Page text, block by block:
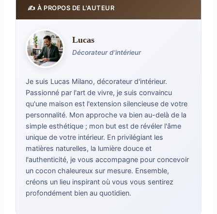
✍️ À PROPOS DE L'AUTEUR
Lucas
Décorateur d'intérieur
Je suis Lucas Milano, décorateur d'intérieur.
Passionné par l'art de vivre, je suis convaincu
qu'une maison est l'extension silencieuse de votre
personnalité. Mon approche va bien au-delà de la
simple esthétique ; mon but est de révéler l'âme
unique de votre intérieur. En privilégiant les
matières naturelles, la lumière douce et
l'authenticité, je vous accompagne pour concevoir
un cocon chaleureux sur mesure. Ensemble,
créons un lieu inspirant où vous vous sentirez
profondément bien au quotidien.